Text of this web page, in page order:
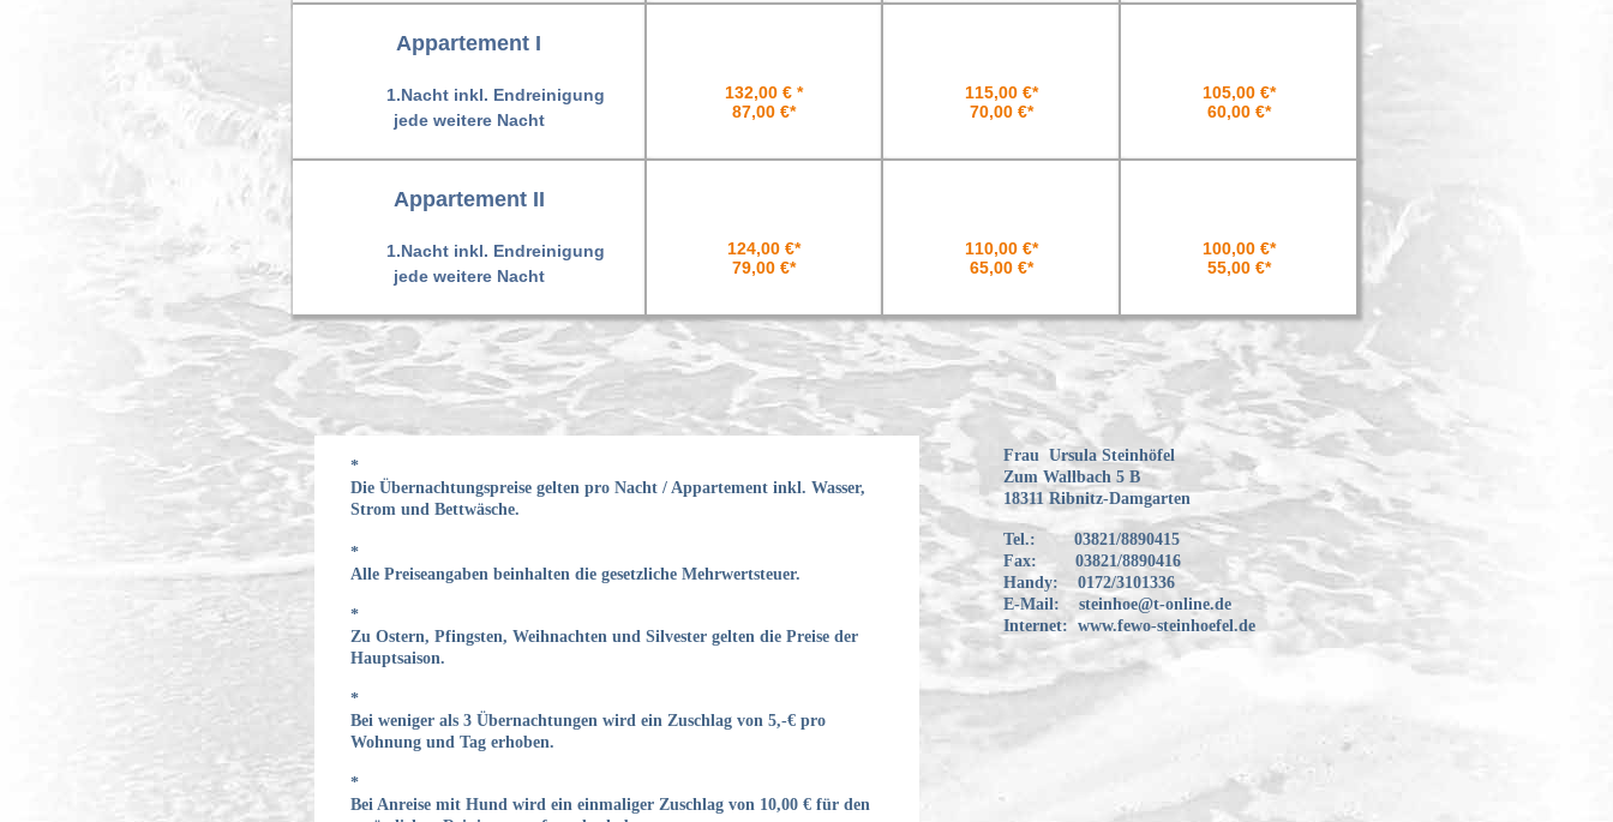
Appartement I
1.Nacht inkl. Endreinigung
jede weitere Nacht
132,00 € *
87,00 €*
115,00 €*
70,00 €*
105,00 €*
60,00 €*
Appartement II
1.Nacht inkl. Endreinigung
jede weitere Nacht
124,00 €*
79,00 €*
110,00 €*
65,00 €*
100,00 €*
55,00 €*
*
Die Übernachtungspreise gelten pro Nacht / Appartement inkl. Wasser,
Strom und Bettwäsche.
*
Alle Preiseangaben beinhalten die gesetzliche Mehrwertsteuer.
*
Zu Ostern, Pfingsten, Weihnachten und Silvester gelten die Preise der
Hauptsaison.
*
Bei weniger als 3 Übernachtungen wird ein Zuschlag von 5,-€ pro
Wohnung und Tag erhoben.
*
Bei Anreise mit Hund wird ein einmaliger Zuschlag von 10,00 € für den
Frau Ursula Steinhöfel
Zum Wallbach 5 B
18311 Ribnitz-Damgarten
Tel.: 03821/8890415
Fax: 03821/8890416
Handy: 0172/3101336
E-Mail: steinhoe@t-online.de
Internet: www.fewo-steinhoefel.de